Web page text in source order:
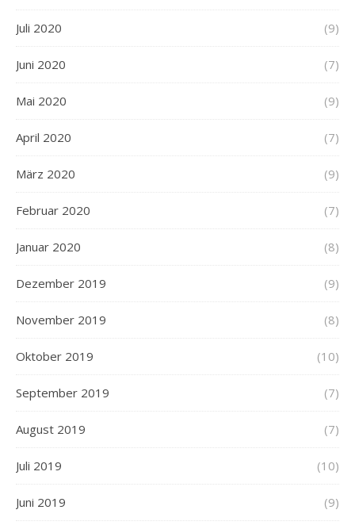
Juli 2020 (9)
Juni 2020 (7)
Mai 2020 (9)
April 2020 (7)
März 2020 (9)
Februar 2020 (7)
Januar 2020 (8)
Dezember 2019 (9)
November 2019 (8)
Oktober 2019 (10)
September 2019 (7)
August 2019 (7)
Juli 2019 (10)
Juni 2019 (9)